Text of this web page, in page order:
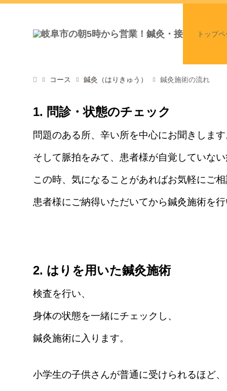
トップ
コース 鍼灸（はりきゅう） 鍼灸施術の流れ
1. 問診・状態のチェック
問題のある所、辛い所を中心にお聞きしま
そして脈拍をみて、患者様が自覚していな
この時、気になることがあればお気軽にご
患者様にご納得いただいてから鍼灸施術を
2. はりを用いた鍼灸施術
検査を行い、
身体の状態を一緒にチェックし、
鍼灸施術に入ります。
小学生の子供さんが普通に受けられるほど、